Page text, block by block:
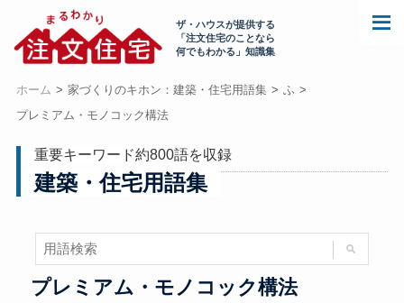
ザ・ハウスが提供する
「注文住宅のことなら
何でもわかる」知識集
ホーム 家づくりのキホン：建築・住宅用語集
ふ
プレミアム・モノコック構法
重要キーワード約800語を収録
建築・住宅用語集
プレミアム・モノコック構法